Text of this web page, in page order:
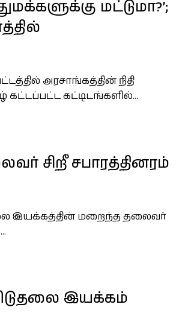
மட்டுமா?’;
அரசாங்கத்தின் நிதி
கட்டப்பட்ட கட்டிடங்களில்...
சிறீ சபாரத்தினரம்
இயக்கத்தின் மறைந்த தலைவர்
இயக்கம்